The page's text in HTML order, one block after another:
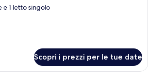
e 1 letto singolo
Scopri i prezzi per le tue date